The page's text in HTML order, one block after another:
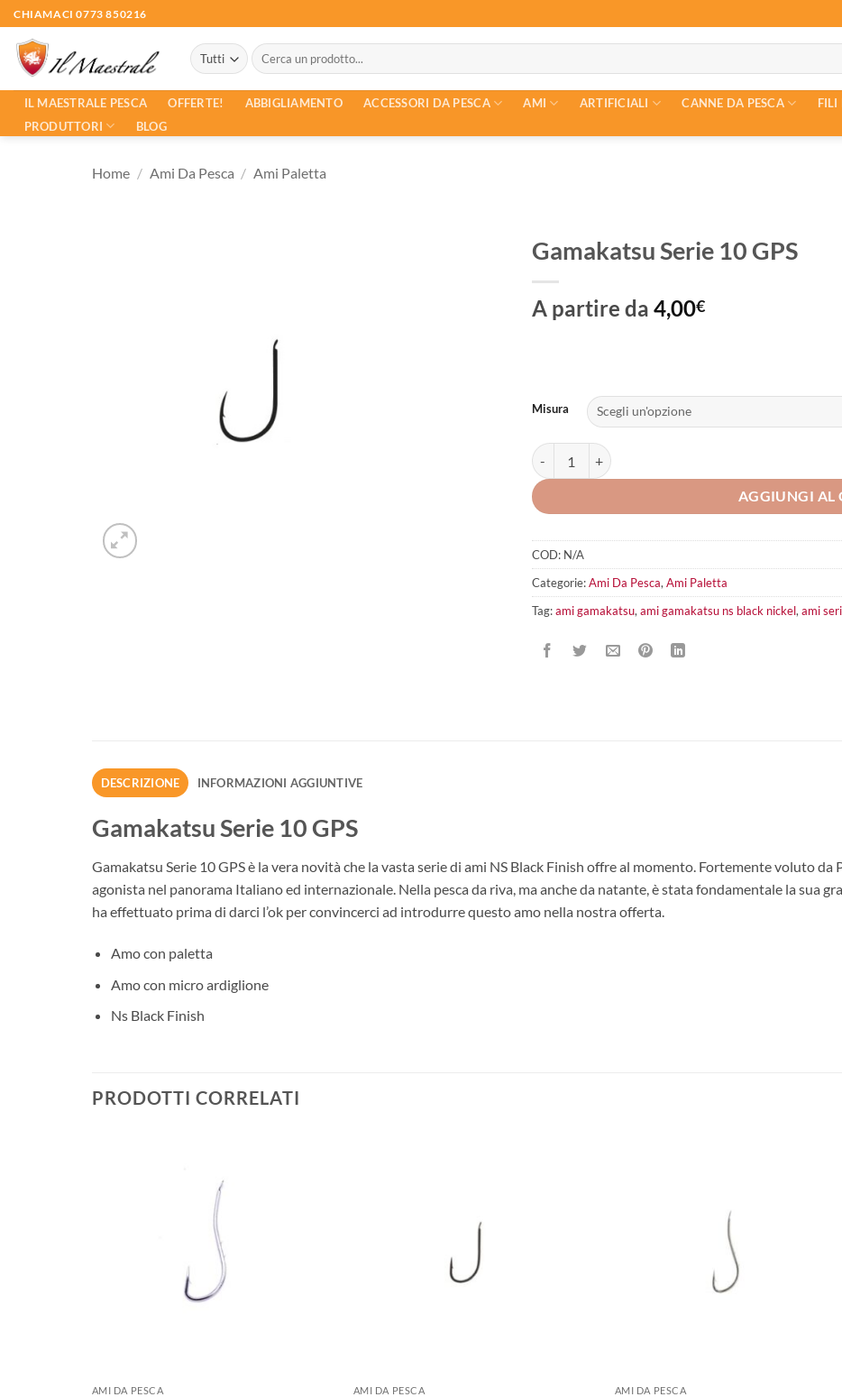
Salta
ai
contenuti
CHIAMACI 0773 850216
Cerca:
IL MAESTRALE PESCA OFFERTE! ABBIGLIAMENTO ACCESSORI DA PESCA AMI ARTIFICIALI CANNE DA PESCA FILI
PRODUTTORI
BLOG
Home / Ami Da Pesca / Ami Paletta
Gamakatsu Serie 10 GPS
A partire da 4,00€
Misura
Gamakatsu Serie 10 GPS quantità
AGGIUNGI AL
COD: N/A
Categorie:Ami Da Pesca, Ami Paletta
Tag:ami gamakatsu, ami gamakatsu ns black nickel, ami
DESCRIZIONE INFORMAZIONI AGGIUNTIVE
Gamakatsu Serie 10 GPS
Gamakatsu Serie 10 GPS è la vera novità che la vasta serie di ami NS Black Finish offre al momento. Fortemente voluto
agonista nel panorama Italiano ed internazionale. Nella pesca da riva, ma anche da natante, è stata fondamentale la sua
ha effettuato prima di darci l’ok per convincerci ad introdurre questo amo nella nostra offerta.
Amo con paletta
Amo con micro ardiglione
Ns Black Finish
PRODOTTI CORRELATI
AMI DA PESCA AMI DA PESCA AMI DA PESCA